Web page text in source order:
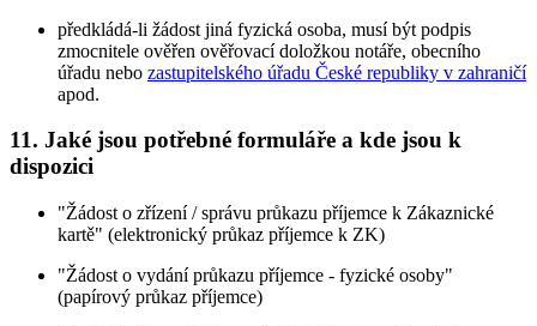
předkládá-li žádost jiná fyzická osoba, musí být podpis
zmocnitele ověřen ověřovací doložkou notáře, obecního
úřadu nebo zastupitelského úřadu České republiky v zahraničí
apod.
11. Jaké jsou potřebné formuláře a kde jsou k
dispozici
"Žádost o zřízení / správu průkazu příjemce k Zákaznické
kartě" (elektronický průkaz příjemce k ZK)
"Žádost o vydání průkazu příjemce - fyzické osoby"
(papírový průkaz příjemce)